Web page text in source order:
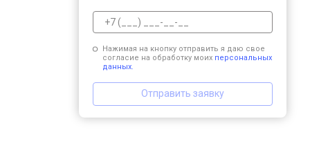
Нажимая на кнопку отправить я даю свое
согласие на обработку моих персональных
данных.
Отправить заявку